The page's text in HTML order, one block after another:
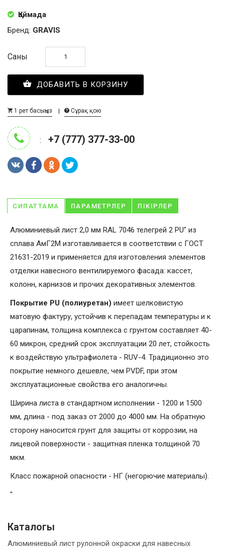
Қоймада
Бренд: GRAVIS
Саны
ДОБАВИТЬ В КОРЗИНУ
1 рет басыңыз Сұрақ қою
: +7 (777) 377-33-00
СИПАТТАМА ПАРАМЕТРЛЕР ПІКІРЛЕР
Алюминиевый лист 2,0 мм RAL 7046 телегрей 2 PU" из
сплава АмГ2М изготавливается в соответствии с ГОСТ
21631-2019 и применяется для изготовления элементов
отделки навесного вентилируемого фасада: кассет,
колонн, карнизов и прочих декоративных элементов.
Покрытие PU (полиуретан) имеет шелковистую
матовую фактуру, устойчив к перепадам температуры и к
царапинам, толщина комплекса с грунтом составляет 40-
60 микрон, средний срок эксплуатации 20 лет, стойкость
к воздействую ультрафиолета - RUV-4. Традиционно это
покрытие немного дешевле, чем PVDF, при этом
эксплуатационные свойства его аналогичны.
Ширина листа в стандартном исполнении - 1200 и 1500
мм, длина - под заказ от 2000 до 4000 мм. На обратную
сторону наносится грунт для защиты от коррозии, на
лицевой поверхности - защитная пленка толщиной 70
мкм.
Класс пожарной опасности - НГ (негорючие материалы).
"
Каталогы
Алюминиевый лист рулонной окраски для навесных